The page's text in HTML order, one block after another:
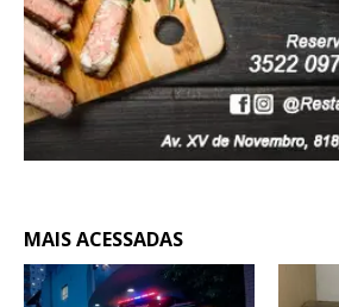
MAIS ACESSADAS